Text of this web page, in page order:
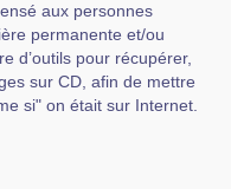
aux personnes
permanente et/ou
d’outils pour récupérer,
sur CD, afin de mettre
si" on était sur Internet.